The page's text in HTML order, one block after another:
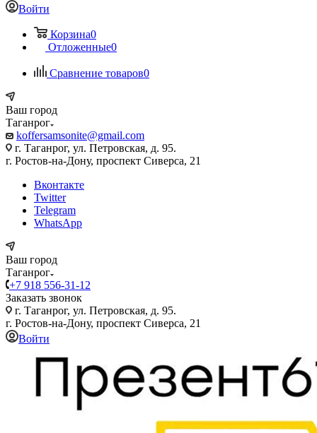
Войти
Корзина0
Отложенные0
Сравнение товаров0
Ваш город
Таганрог
koffersamsonite@gmail.com
г. Таганрог, ул. Петровская, д. 95.
г. Ростов-на-Дону, проспект Сиверса, 21
Вконтакте
Twitter
Telegram
WhatsApp
Ваш город
Таганрог
+7 918 556-31-12
Заказать звонок
г. Таганрог, ул. Петровская, д. 95.
г. Ростов-на-Дону, проспект Сиверса, 21
Войти